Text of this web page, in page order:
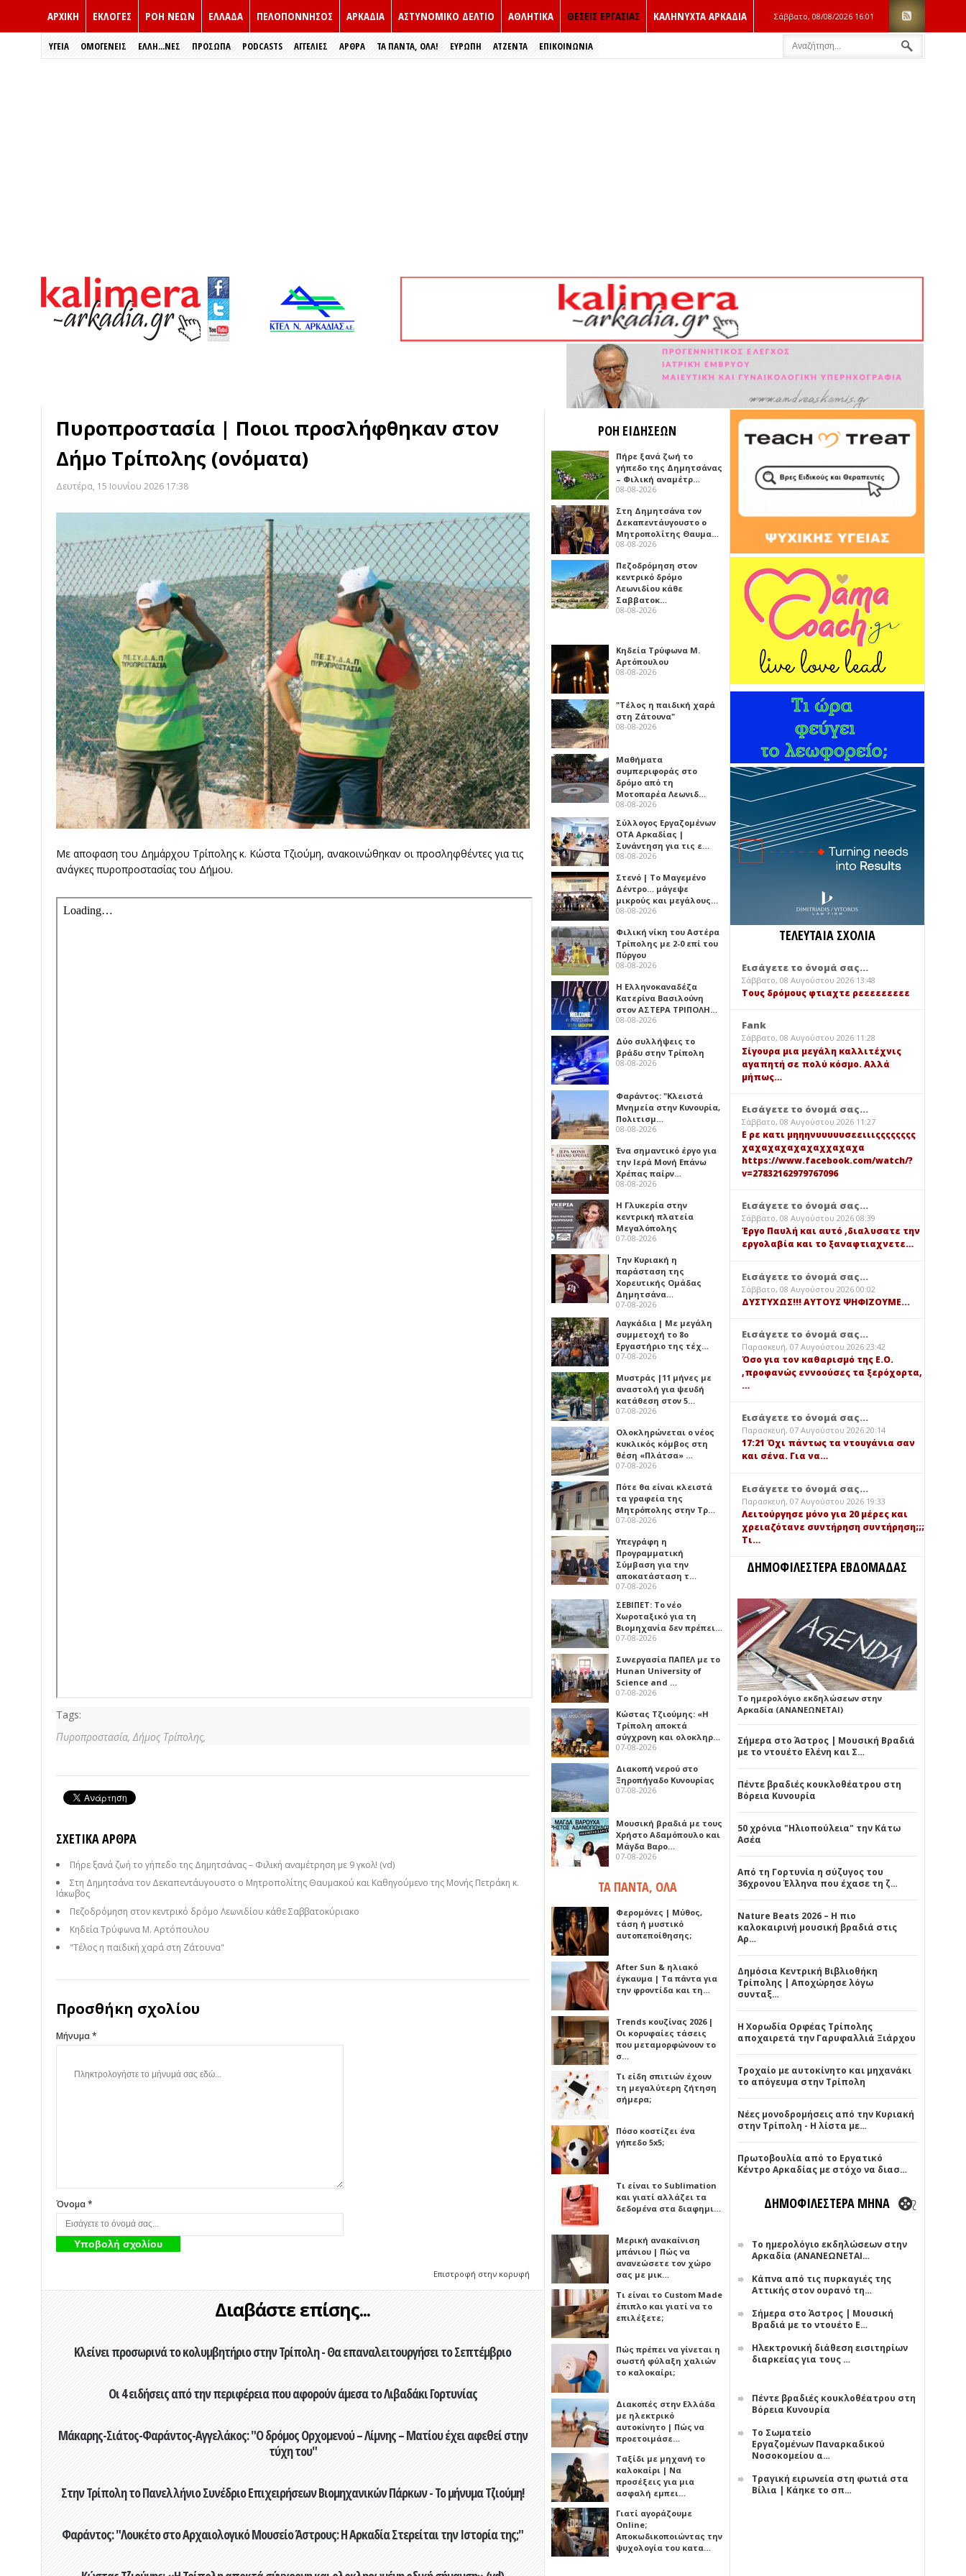
ΑΡΧΙΚΗ ΕΚΛΟΓΈΣ ΡΟΗ ΝΕΩΝ ΕΛΛΑΔΑ ΠΕΛΟΠΟΝΝΗΣΟΣ ΑΡΚΑΔΙΑ ΑΣΤΥΝΟΜΙΚΟ ΔΕΛΤΙΟ ΑΘΛΗΤΙΚΑ ΘΕΣΕΙΣ ΕΡΓΑΣΙΑΣ ΚΑΛΗΝΥΧΤΑ ΑΡΚΑΔΙΑ Σάββατο, 08/08/2026 16:01
ΥΓΕΙΑ ΟΜΟΓΕΝΕΙΣ ΈΛΛΗ...ΝΕΣ ΠΡΌΣΩΠΑ PODCASTS ΑΓΓΕΛΙΕΣ ΑΡΘΡΑ ΤΑ ΠΑΝΤΑ, ΟΛΑ! ΕΥΡΏΠΗ ΑΤΖΕΝΤΑ ΕΠΙΚΟΙΝΩΝΙΑ
Πυροπροστασία | Ποιοι προσλήφθηκαν στον
Δήμο Τρίπολης (ονόματα)
Δευτέρα, 15 Ιουνίου 2026 17:38
Με αποφαση του Δημάρχου Τρίπολης κ. Κώστα Τζιούμη, ανακοινώθηκαν οι προσληφθέντες για τις
ανάγκες πυροπροστασίας του Δήμου.
Tags:
Πυροπροστασία,Δήμος Τρίπολης,
ΣΧΕΤΙΚΆ ΆΡΘΡΑ
Πήρε ξανά ζωή το γήπεδο της Δημητσάνας – Φιλική αναμέτρηση με 9 γκολ! (vd)
Στη Δημητσάνα τον Δεκαπεντάυγουστο ο Μητροπολίτης Θαυμακού και Καθηγούμενο της Μονής Πετράκη κ.
Ιάκωβος
Πεζοδρόμηση στον κεντρικό δρόμο Λεωνιδίου κάθε Σαββατοκύριακο
Κηδεία Τρύφωνα Μ. Αρτόπουλου
"Τέλος η παιδική χαρά στη Ζάτουνα"
Προσθήκη σχολίου
Μήνυμα *
Όνομα *
Επιστροφή στην κορυφή
Διαβάστε επίσης...
Κλείνει προσωρινά το κολυμβητήριο στην Τρίπολη - Θα επαναλειτουργήσει το Σεπτέμβριο
Οι 4 ειδήσεις από την περιφέρεια που αφορούν άμεσα το Λιβαδάκι Γορτυνίας
Μάκαρης-Σιάτος-Φαράντος-Αγγελάκος: "Ο δρόμος Ορχομενού – Λίμνης – Ματίου έχει αφεθεί στην
τύχη του"
Στην Τρίπολη το Πανελλήνιο Συνέδριο Επιχειρήσεων Βιομηχανικών Πάρκων - Το μήνυμα Τζιούμη!
Φαράντος: "Λουκέτο στο Αρχαιολογικό Μουσείο Άστρους: Η Αρκαδία Στερείται την Ιστορία της;"
ΡΟΗ ΕΙΔΗΣΕΩΝ
Πήρε ξανά ζωή το
γήπεδο της Δημητσάνας
– Φιλική αναμέτρ…
08-08-2026
Στη Δημητσάνα τον
Δεκαπεντάυγουστο ο
Μητροπολίτης Θαυμα…
08-08-2026
Πεζοδρόμηση στον
κεντρικό δρόμο
Λεωνιδίου κάθε
Σαββατοκ…
08-08-2026
Κηδεία Τρύφωνα Μ.
Αρτόπουλου
08-08-2026
"Τέλος η παιδική χαρά
στη Ζάτουνα"
08-08-2026
Μαθήματα
συμπεριφοράς στο
δρόμο από τη
Μοτοπαρέα Λεωνιδ…
08-08-2026
Σύλλογος Εργαζομένων
ΟΤΑ Αρκαδίας |
Συνάντηση για τις ε…
08-08-2026
Στενό | Το Μαγεμένο
Δέντρο… μάγεψε
μικρούς και μεγάλους…
08-08-2026
Φιλική νίκη του Αστέρα
Τρίπολης με 2-0 επί του
Πύργου
08-08-2026
Η Ελληνοκαναδέζα
Κατερίνα Βασιλούνη
στον ΑΣΤΕΡΑ ΤΡΙΠΟΛΗ…
08-08-2026
Δύο συλλήψεις το
βράδυ στην Τρίπολη
08-08-2026
Φαράντος: "Κλειστά
Μνημεία στην Κυνουρία,
Πολιτισμ…
08-08-2026
Ένα σημαντικό έργο για
την Ιερά Μονή Επάνω
Χρέπας παίρν…
08-08-2026
Η Γλυκερία στην
κεντρική πλατεία
Μεγαλόπολης
07-08-2026
Την Κυριακή η
παράσταση της
Χορευτικής Ομάδας
Δημητσάνα…
07-08-2026
Λαγκάδια | Με μεγάλη
συμμετοχή το 8ο
Εργαστήριο της τέχ…
07-08-2026
Μυστράς |11 μήνες με
αναστολή για ψευδή
κατάθεση στον 5…
07-08-2026
Ολοκληρώνεται ο νέος
κυκλικός κόμβος στη
θέση «Πλάτσα» …
07-08-2026
Πότε θα είναι κλειστά
τα γραφεία της
Μητρόπολης στην Τρ…
07-08-2026
Υπεγράφη η
Προγραμματική
Σύμβαση για την
αποκατάσταση τ…
07-08-2026
ΣΕΒΙΠΕΤ: Το νέο
Χωροταξικό για τη
Βιομηχανία δεν πρέπει…
07-08-2026
Συνεργασία ΠΑΠΕΛ με το
Hunan University of
Science and …
07-08-2026
Κώστας Τζιούμης: «Η
Τρίπολη αποκτά
σύγχρονη και ολοκληρ…
07-08-2026
Διακοπή νερού στο
Ξηροπήγαδο Κυνουρίας
07-08-2026
Μουσική βραδιά με τους
Χρήστο Αδαμόπουλο και
Μάγδα Βαρο…
07-08-2026
ΤΑ ΠΑΝΤΑ, ΟΛΑ
Φερομόνες | Μύθος,
τάση ή μυστικό
αυτοπεποίθησης;
After Sun & ηλιακό
έγκαυμα | Τα πάντα για
την φροντίδα και τη…
Trends κουζίνας 2026 |
Οι κορυφαίες τάσεις
που μεταμορφώνουν το
σ…
Τι είδη σπιτιών έχουν
τη μεγαλύτερη ζήτηση
σήμερα;
Πόσο κοστίζει ένα
γήπεδο 5x5;
Τι είναι το Sublimation
και γιατί αλλάζει τα
δεδομένα στα διαφημι…
Μερική ανακαίνιση
μπάνιου | Πώς να
ανανεώσετε τον χώρο
σας με μικ…
Τι είναι το Custom Made
έπιπλο και γιατί να το
επιλέξετε;
Πώς πρέπει να γίνεται η
σωστή φύλαξη χαλιών
το καλοκαίρι;
Διακοπές στην Ελλάδα
με ηλεκτρικό
αυτοκίνητο | Πώς να
προετοιμάσε…
Ταξίδι με μηχανή το
καλοκαίρι | Να
προσέξεις για μια
ασφαλή εμπει…
Γιατί αγοράζουμε
Online;
Αποκωδικοποιώντας την
ψυχολογία του κατα…
ΤΕΛΕΥΤΑΙΑ ΣΧΟΛΙΑ
Εισάγετε το όνομά σας...
Σάββατο, 08 Αυγούστου 2026 13:48
Τους δρόμους φτιαχτε ρεεεεεεεεε
Fank
Σάββατο, 08 Αυγούστου 2026 11:28
Σίγουρα μια μεγάλη καλλιτέχνις
αγαπητή σε πολύ κόσμο. Αλλά
μήπως…
Εισάγετε το όνομά σας...
Σάββατο, 08 Αυγούστου 2026 11:27
Ε ρε κατι μηηηνυυυυυσεειιιςςςςςςςς
χαχαχαχαχαχαχχαχαχα
https://www.facebook.com/watch/?
v=27832162979767096
Εισάγετε το όνομά σας...
Σάββατο, 08 Αυγούστου 2026 08:39
Έργο Παυλή και αυτό ,διαλυσατε την
εργολαβία και το ξαναφτιαχνετε…
Εισάγετε το όνομά σας...
Σάββατο, 08 Αυγούστου 2026 00:02
ΔΥΣΤΥΧΩΣ!!! ΑΥΤΟΥΣ ΨΗΦΙΖΟΥΜΕ...
Εισάγετε το όνομά σας...
Παρασκευή, 07 Αυγούστου 2026 23:42
Όσο για τον καθαρισμό της Ε.Ο.
,προφανώς εννοούσες τα ξερόχορτα,
…
Εισάγετε το όνομά σας...
Παρασκευή, 07 Αυγούστου 2026 20:14
17:21 Όχι πάντως τα ντουγάνια σαν
και σένα. Για να…
Εισάγετε το όνομά σας...
Παρασκευή, 07 Αυγούστου 2026 19:33
Λειτούργησε μόνο για 20 μέρες και
χρειαζότανε συντήρηση συντήρηση;;;
Τι…
ΔΗΜΟΦΙΛΕΣΤΕΡΑ ΕΒΔΟΜΑΔΑΣ
Το ημερολόγιο εκδηλώσεων στην
Αρκαδία (ΑΝΑΝΕΩΝΕΤΑΙ)
Σήμερα στο Άστρος | Μουσική Βραδιά
με το ντουέτο Ελένη και Σ…
Πέντε βραδιές κουκλοθέατρου στη
Βόρεια Κυνουρία
50 χρόνια "Ηλιοπούλεια" την Κάτω
Ασέα
Από τη Γορτυνία η σύζυγος του
36χρονου Έλληνα που έχασε τη ζ…
Nature Beats 2026 – Η πιο
καλοκαιρινή μουσική βραδιά στις
Αρ…
Δημόσια Κεντρική Βιβλιοθήκη
Τρίπολης | Αποχώρησε λόγω
συνταξ…
Η Χορωδία Ορφέας Τρίπολης
αποχαιρετά την Γαρυφαλλιά Ξιάρχου
Τροχαίο με αυτοκίνητο και μηχανάκι
το απόγευμα στην Τρίπολη
Νέες μονοδρομήσεις από την Κυριακή
στην Τρίπολη - Η λίστα με…
Πρωτοβουλία από το Εργατικό
Κέντρο Αρκαδίας με στόχο να διασ…
ΔΗΜΟΦΙΛΕΣΤΕΡΑ ΜΗΝΑ
Το ημερολόγιο εκδηλώσεων στην
Αρκαδία (ΑΝΑΝΕΩΝΕΤΑΙ…
Κάπνα από τις πυρκαγιές της
Αττικής στον ουρανό τη…
Σήμερα στο Άστρος | Μουσική
Βραδιά με το ντουέτο Ε…
Ηλεκτρονική διάθεση εισιτηρίων
διαρκείας για τους …
Πέντε βραδιές κουκλοθέατρου στη
Βόρεια Κυνουρία
Το Σωματείο
Εργαζομένων Παναρκαδικού
Νοσοκομείου α…
Τραγική ειρωνεία στη φωτιά στα
Βίλια | Κάηκε το σπ…